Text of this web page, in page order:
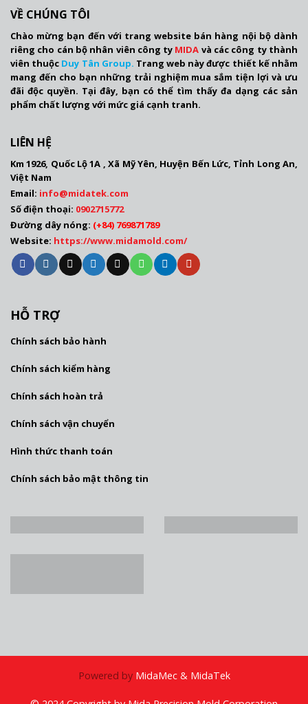
VỀ CHÚNG TÔI
Chào mừng bạn đến với trang website bán hàng nội bộ dành
riêng cho cán bộ nhân viên công ty MIDA và các công ty thành
viên thuộc Duy Tân Group. Trang web này được thiết kế nhằm
mang đến cho bạn những trải nghiệm mua sắm tiện lợi và ưu
đãi độc quyền. Tại đây, bạn có thể tìm thấy đa dạng các sản
phẩm chất lượng với mức giá cạnh tranh.
LIÊN HỆ
Km 1926, Quốc Lộ 1A , Xã Mỹ Yên, Huyện Bến Lức, Tỉnh Long An,
Việt Nam
Email: info@midatek.com
Số điện thoại: 0902715772
Đường dây nóng: (+84) 769871789
Website: https://www.midamold.com/
HỖ TRỢ
Chính sách bảo hành
Chính sách kiểm hàng
Chính sách hoàn trả
Chính sách vận chuyển
Hình thức thanh toán
Chính sách bảo mật thông tin
Powered by MidaMec & MidaTek